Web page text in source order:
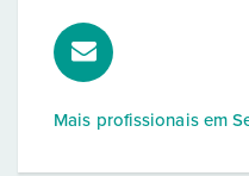
Mais profissionais em